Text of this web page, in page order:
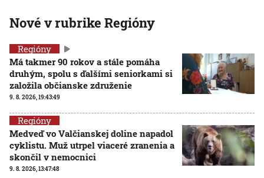
Nové v rubrike Regióny
Regióny
Má takmer 90 rokov a stále pomáha
druhým, spolu s ďalšími seniorkami si
založila občianske združenie
9. 8. 2026, 19:43:49
Regióny
Medveď vo Valčianskej doline napadol
cyklistu. Muž utrpel viaceré zranenia a
skončil v nemocnici
9. 8. 2026, 13:47:48